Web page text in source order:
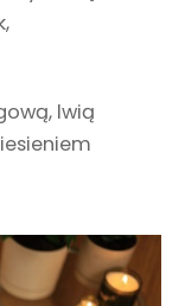
lwią